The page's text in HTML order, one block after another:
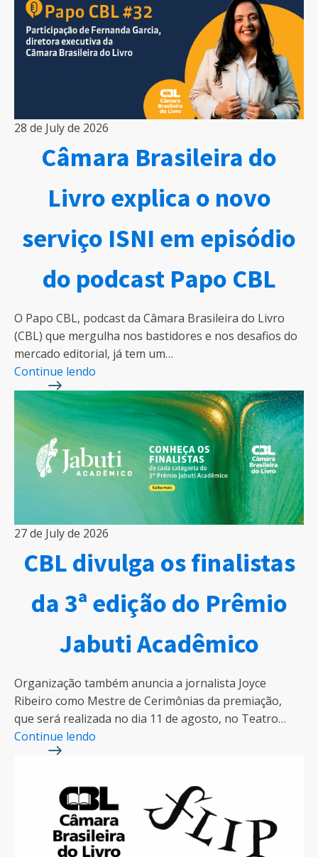
28 de July de 2026
Câmara Brasileira do
Livro explica o novo
serviço ISNI em episódio
do podcast Papo CBL
O Papo CBL, podcast da Câmara Brasileira do Livro
(CBL) que mergulha nos bastidores e nos desafios do
mercado editorial, já tem um…
Continue lendo
27 de July de 2026
CBL divulga os finalistas
da 3ª edição do Prêmio
Jabuti Acadêmico
Organização também anuncia a jornalista Joyce
Ribeiro como Mestre de Cerimônias da premiação,
que será realizada no dia 11 de agosto, no Teatro…
Continue lendo